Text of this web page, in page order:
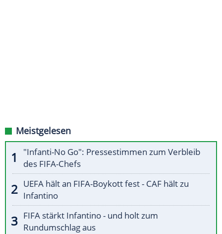
Meistgelesen
"Infanti-No Go": Pressestimmen zum Verbleib
des FIFA-Chefs
UEFA hält an FIFA-Boykott fest - CAF hält zu
Infantino
FIFA stärkt Infantino - und holt zum
Rundumschlag aus